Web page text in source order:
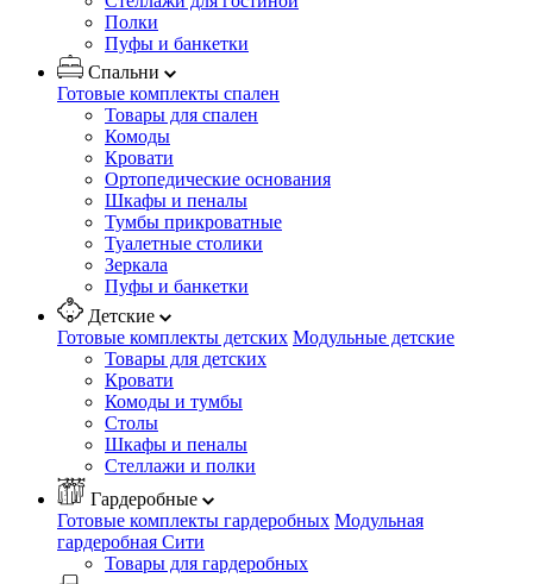
Полки
Пуфы и банкетки
Спальни
Готовые комплекты спален
Товары для спален
Комоды
Кровати
Ортопедические основания
Шкафы и пеналы
Тумбы прикроватные
Туалетные столики
Зеркала
Пуфы и банкетки
Детские
Готовые комплекты детских Модульные детские
Товары для детских
Кровати
Комоды и тумбы
Столы
Шкафы и пеналы
Стеллажи и полки
Гардеробные
Готовые комплекты гардеробных Модульная
гардеробная Сити
Товары для гардеробных